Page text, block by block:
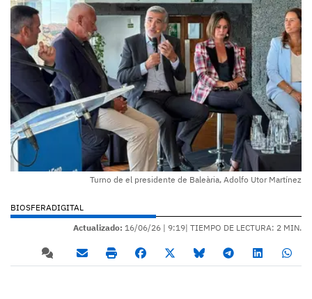
Turno de el presidente de Baleària, Adolfo Utor Martínez
BIOSFERADIGITAL
Actualizado: 16/06/26 | 9:19| TIEMPO DE LECTURA: 2 MIN.